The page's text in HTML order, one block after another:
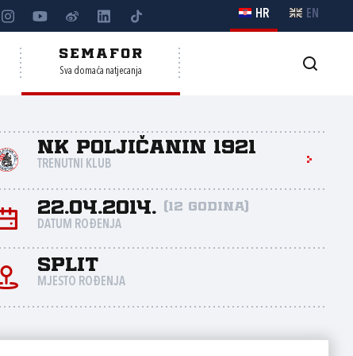
HR EN
SEMAFOR
Sva domaća natjecanja
NK Poljičanin 1921
TRENUTNI KLUB
22.04.2014. (12 godina)
DATUM ROĐENJA
Split
MJESTO ROĐENJA